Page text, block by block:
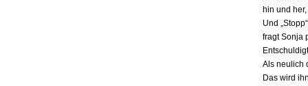
hin und
Und
fragt Sonja
Als neulich
Das wird